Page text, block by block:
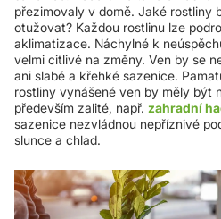
přezimovaly v domě. Jaké rostliny
otužovat? Každou rostlinu lze
aklimatizace. Náchylné k
velmi citlivé na změny. Ven by se
ani slabé a křehké sazenice.
rostliny vynášené ven by měly být
především zalité, např. zahradní
sazenice nezvládnou nepříznivé
slunce a chlad.